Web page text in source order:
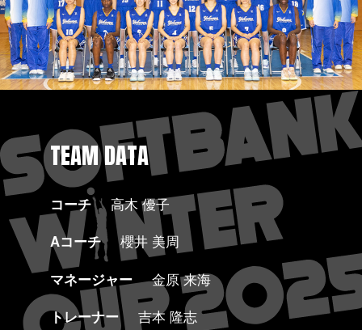
TEAM DATA
コーチ
高木 優子
Aコーチ
櫻井 美周
マネージャー
金原 来海
トレーナー
吉本 隆志